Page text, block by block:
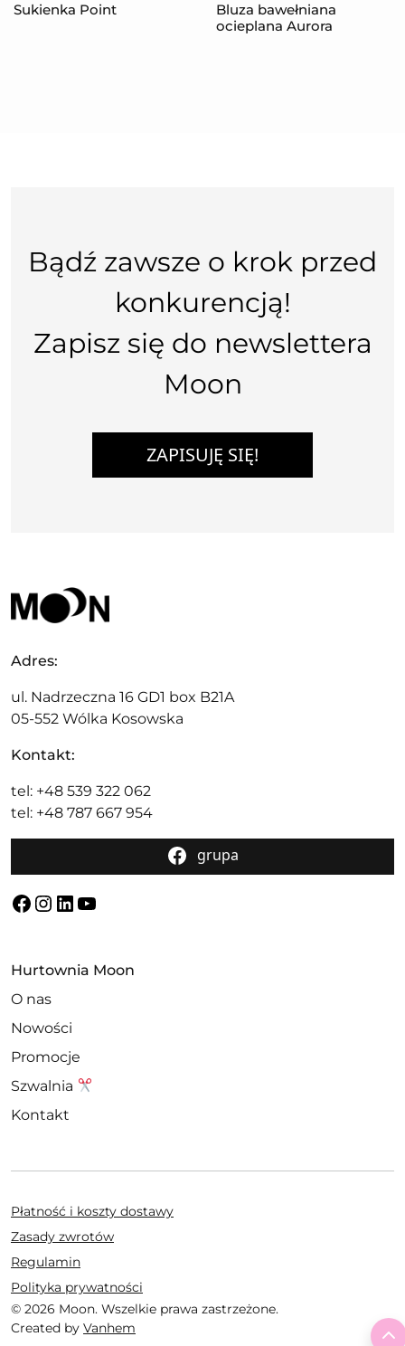
Sukienka Point
Bluza bawełniana
ocieplana Aurora
Bądź zawsze o krok przed
konkurencją!
Zapisz się do newslettera
Moon
ZAPISUJĘ SIĘ!
Adres:
ul. Nadrzeczna 16 GD1 box B21A
05-552 Wólka Kosowska
Kontakt:
tel: +48 539 322 062
tel: +48 787 667 954
grupa
Facebook
Instagram
LinkedIn
YouTube
Hurtownia Moon
O nas
Nowości
Promocje
Szwalnia
Kontakt
© 2026 Moon. Wszelkie prawa zastrzeżone.
Created by Vanhem
Płatność i koszty dostawy
Zasady zwrotów
Regulamin
Polityka prywatności